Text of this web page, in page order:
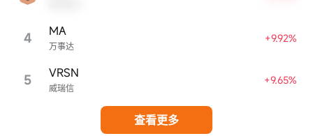
4 万事达
MA +9.92%
5 威瑞信
VRSN +9.65%
查看更多